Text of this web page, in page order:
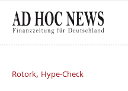
Rotork, Hype-Check